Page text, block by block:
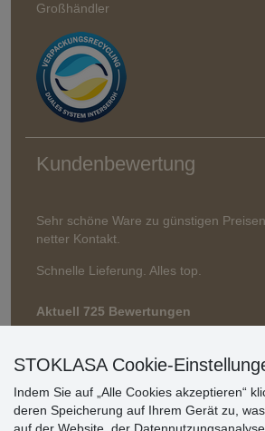
Großhändler
Kundenbewertung
Sehr schöne Ware zu günstigen
netter Kontakt.
Schnelle Lieferung. Alles top.
Aktuell 725 Bewertungen
STOKLASA Cookie-
Indem Sie auf „Alle Cookies akzeptieren“
deren Speicherung auf Ihrem Gerät zu,